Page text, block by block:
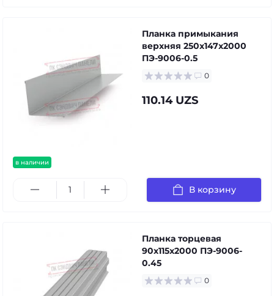
в наличии
Планка примыкания
верхняя 250х147х2000
ПЭ-9006-0.5
0
110.14 UZS
В корзину
Планка торцевая
90х115х2000 ПЭ-9006-
0.45
0